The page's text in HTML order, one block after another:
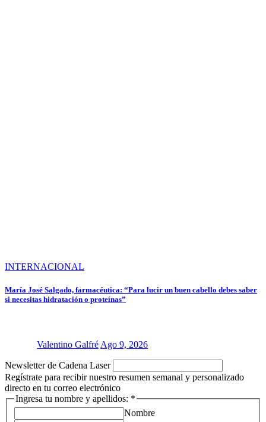
INTERNACIONAL
María José Salgado, farmacéutica: “Para lucir un buen cabello debes saber
si necesitas hidratación o proteínas”
Valentino Galfré Ago 9, 2026
Newsletter de Cadena Laser
Regístrate para recibir nuestro resumen semanal y personalizado
directo en tu correo electrónico
Ingresa tu nombre y apellidos: *
Nombre